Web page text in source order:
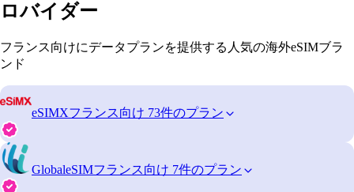
ロバイダー
フランス向けにデータプランを提供する人気の海外eSIMブラ
ンド
eSIMXフランス向け 73件のプラン
GlobaleSIMフランス向け 7件のプラン